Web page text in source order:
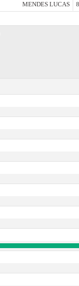
MENDES LUCAS